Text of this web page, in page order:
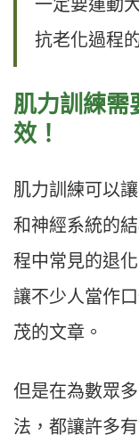
一定要運動
抗老化過程
肌力訓練需
效！
肌力訓練可以
和神經系統的
程中常見的退
讓不少人當作
茂的文章。
但是在為數眾
法，都讓許多